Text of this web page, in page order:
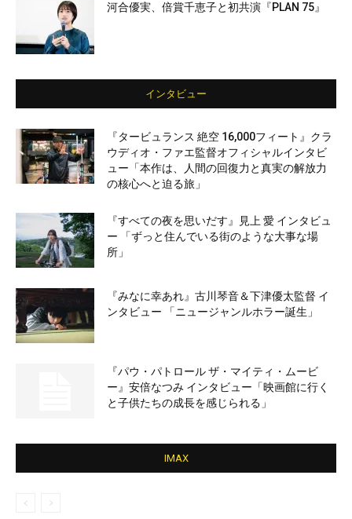
河合優実、倍賞千恵子と初共演『PLAN 75』
インタビュー
『タービュランス 絶空 16,000フィート』クラ
ウディオ・ファエ監督オフィシャルインタビ
ュー「本作は、人間の回復力と真実の解放力
の核心へと迫る旅」
『すべての夜を思いだす』見上 愛 インタビュ
ー 「ずっと住んでいる街のような大事な場
所」
『みなに幸あれ』古川琴音＆下津優太監督 イ
ンタビュー 「ニュージャンルホラー誕生」
『パウ・パトロール ザ・マイティ・ムービ
ー』安倍なつみ インタビュー「映画館に行く
と子供たちの成長を感じられる」
IMAX